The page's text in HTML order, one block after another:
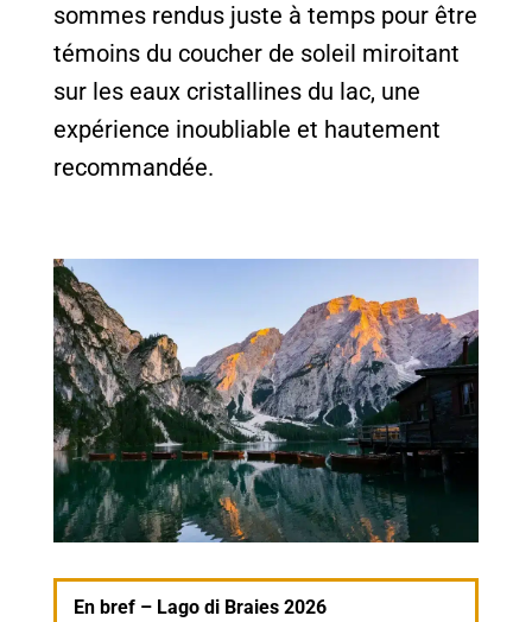
sommes rendus juste à temps pour être
témoins du coucher de soleil miroitant
sur les eaux cristallines du lac, une
expérience inoubliable et hautement
recommandée.
En bref – Lago di Braies 2026